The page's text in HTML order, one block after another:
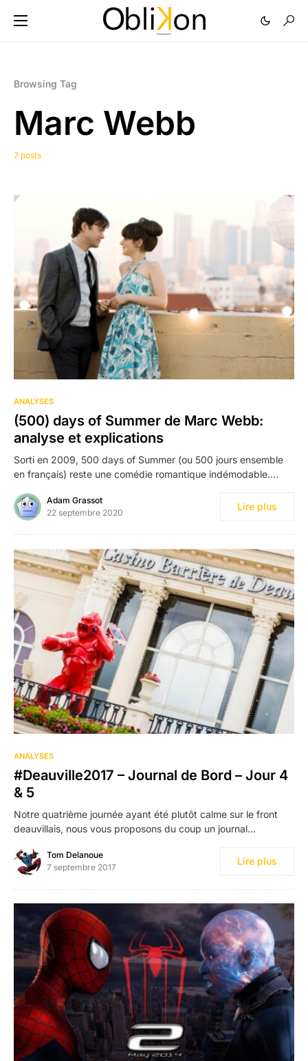
Browsing Tag
Marc Webb
7 posts
ANALYSES
(500) days of Summer de Marc Webb:
analyse et explications
Sorti en 2009, 500 days of Summer (ou 500 jours ensemble
en français) reste une comédie romantique indémodable.…
Adam Grassot
22 septembre 2020
Lire plus
ANALYSES
#Deauville2017 – Journal de Bord – Jour 4
& 5
Notre quatrième journée ayant été plutôt calme sur le front
deauvillais, nous vous proposons du coup un journal…
Tom Delanoue
7 septembre 2017
Lire plus